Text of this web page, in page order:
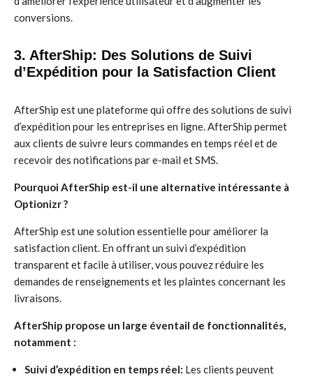
conversions.
3. AfterShip: Des Solutions de Suivi
d’Expédition pour la Satisfaction Client
AfterShip est une plateforme qui offre des solutions de suivi
d’expédition pour les entreprises en ligne. AfterShip permet
aux clients de suivre leurs commandes en temps réel et de
recevoir des notifications par e-mail et SMS.
Pourquoi AfterShip est-il une alternative intéressante à
Optionizr ?
AfterShip est une solution essentielle pour améliorer la
satisfaction client. En offrant un suivi d’expédition
transparent et facile à utiliser, vous pouvez réduire les
demandes de renseignements et les plaintes concernant les
livraisons.
AfterShip propose un large éventail de fonctionnalités,
notamment :
Suivi d’expédition en temps réel: Les clients peuvent